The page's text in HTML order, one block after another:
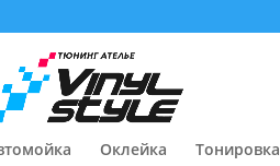
Оклейка Тонировка